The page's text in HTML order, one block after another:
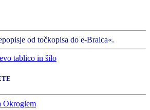
od točkopisa do e-Bralca«.